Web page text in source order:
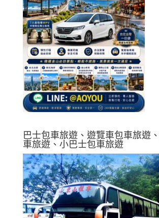
巴士包車旅遊、遊覽車包車旅遊
車旅遊、小巴士包車旅遊